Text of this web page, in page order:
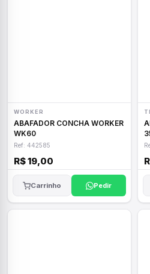
WORKER
ABAFADOR CONCHA WORKER
WK60
Ref: 442585
R$ 19,00
Carrinho Pedir